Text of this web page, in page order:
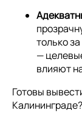
только
—
влияют
Готовы